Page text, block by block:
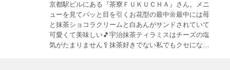
京都駅ビルにある『茶寮ＦＵＫＵＣＨＡ』さん。メニ
ューを見てパッと目を引くお花型の最中🌼最中には苺
と抹茶ショコラクリームと白あんがサンドされていて
可愛くて美味しい🎵宇治抹茶ティラミスはチーズの塩
気がたまりません🥄抹茶好きでない私でもクセになる